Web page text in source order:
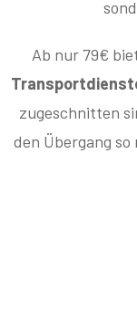
Ab nur 79€
zugeschnitten
den Übergang